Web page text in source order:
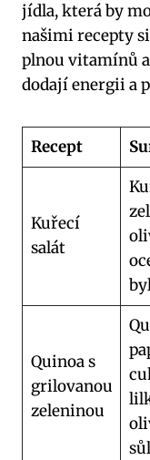
jídla, která by
našimi recepty
plnou vitamínů
dodají energii a
Recept
Kuřecí
salát
Quinoa s
grilovanou
zeleninou